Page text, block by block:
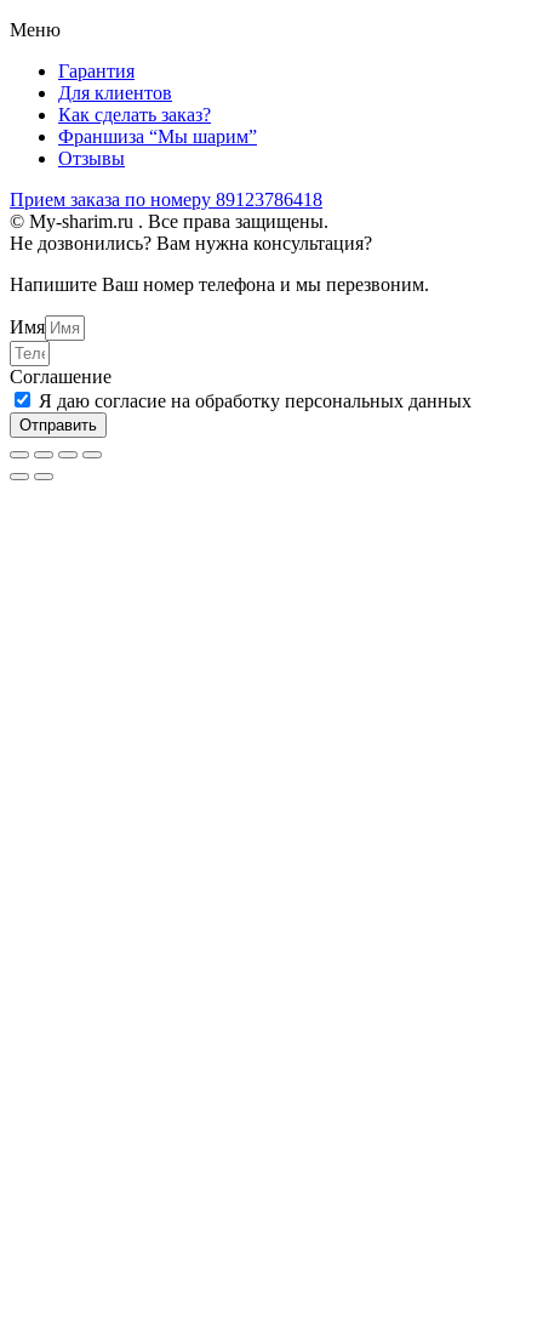
Меню
Гарантия
Для клиентов
Как сделать заказ?
Франшиза “Мы шарим”
Отзывы
Прием заказа по номеру 89123786418
© My-sharim.ru . Все права защищены.
Не дозвонились? Вам нужна консультация?
Напишите Ваш номер телефона и мы перезвоним.
Имя
Соглашение
Я даю согласие на обработку персональных данных
Отправить